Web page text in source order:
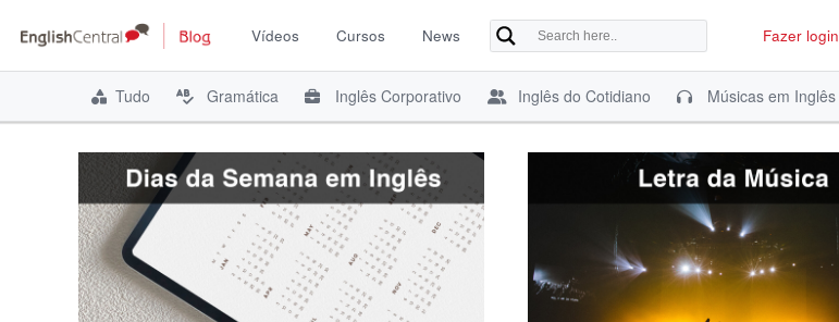
Vídeos Cursos News Fazer login
Tudo Gramática Inglês Corporativo Inglês do Cotidiano Músicas em Inglês
Pular
o